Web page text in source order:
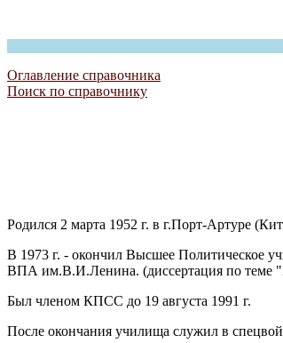
Оглавление справочника
Поиск по справочнику
Родился 2 марта 1952 г. в г.Порт-Артуре
В 1973 г. - окончил Высшее Политическое
ВПА им.В.И.Ленина. (диссертация по теме
Был членом КПСС до 19 августа 1991 г.
После окончания училища служил в